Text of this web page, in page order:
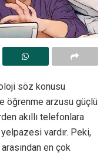
söz konusu
öğrenme arzusu güçlü
akıllı telefonlara
vardır. Peki,
arasından en çok